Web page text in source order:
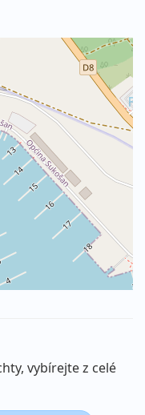
vybírejte z celé